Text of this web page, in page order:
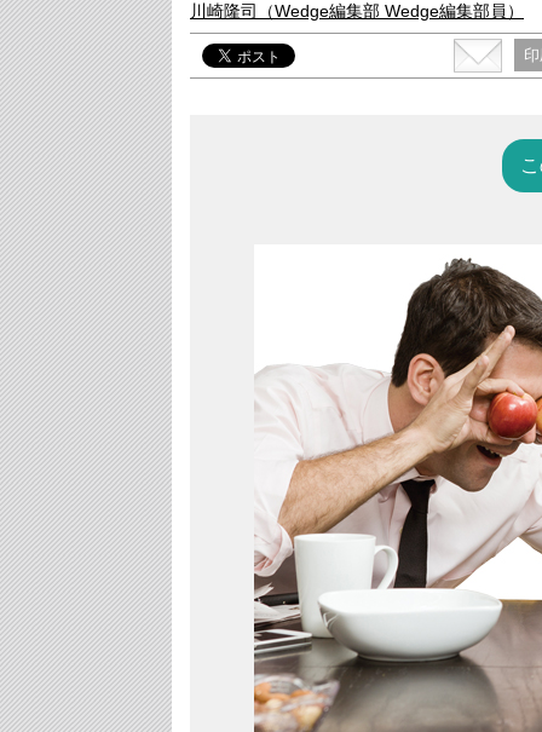
川崎隆司 （Wedge編集部 Wedge編集部員）